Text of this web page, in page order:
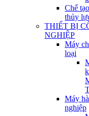
Chế
thủy
THIẾT BỊ
NGHIỆP
Máy
loại
Máy
nghiệp